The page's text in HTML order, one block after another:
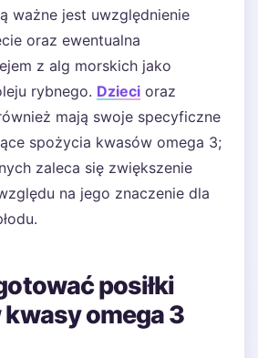
ważne jest uwzględnienie
oraz ewentualna
z alg morskich jako
rybnego. Dzieci oraz
mają swoje specyficzne
spożycia kwasów omega 3;
zaleca się zwiększenie
na jego znaczenie dla
posiłki
omega 3